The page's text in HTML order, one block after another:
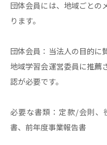
団体会員には、地域ごとの
ります。
団体会員：当法人の目的に
地域学習会運営委員に推薦
認が必要です。
必要な書類：定款/会則、
書、前年度事業報告書